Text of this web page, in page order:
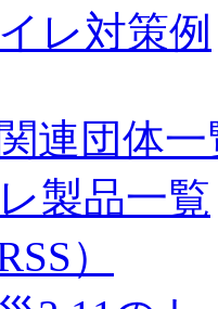
レ対策例
連団体一
製品一覧
）